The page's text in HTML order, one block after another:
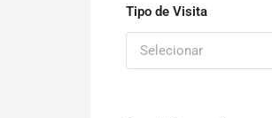
Tipo de Visita
Selecionar